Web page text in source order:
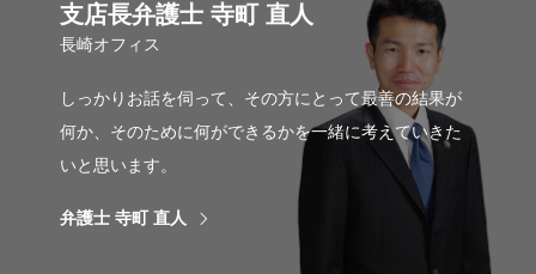
支店長弁護士 寺町 直人
長崎オフィス
しっかりお話を伺って、その方にとって最善の結果が
何か、そのために何ができるかを一緒に考えていきた
いと思います。
弁護士 寺町 直人